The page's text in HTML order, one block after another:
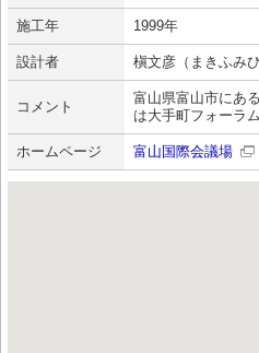
施工年 1999年
設計者 槇文彦（まきふみひ
コメント
富山県富山市にあ
は大手町フォーラム
ホームページ 富山国際会議場